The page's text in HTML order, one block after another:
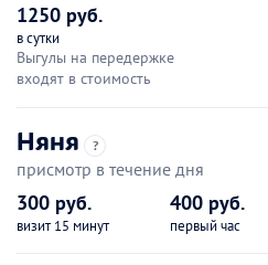
1250 руб.
в сутки
Выгулы на передержке
входят в стоимость
Няня ?
присмотр в течение дня
300 руб.
визит 15 минут
400 руб.
первый час